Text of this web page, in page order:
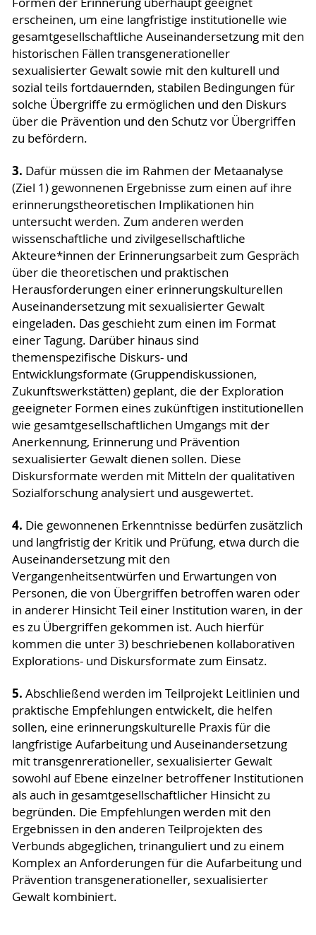
erscheinen, um eine langfristige institutionelle wie
gesamtgesellschaftliche Auseinandersetzung mit den
historischen Fällen transgenerationeller
sexualisierter Gewalt sowie mit den kulturell und
sozial teils fortdauernden, stabilen Bedingungen für
solche Übergriffe zu ermöglichen und den Diskurs
über die Prävention und den Schutz vor Übergriffen
zu befördern.
3. Dafür müssen die im Rahmen der Metaanalyse
(Ziel 1) gewonnenen Ergebnisse zum einen auf ihre
erinnerungstheoretischen Implikationen hin
untersucht werden. Zum anderen werden
wissenschaftliche und zivilgesellschaftliche
Akteure*innen der Erinnerungsarbeit zum Gespräch
über die theoretischen und praktischen
Herausforderungen einer erinnerungskulturellen
Auseinandersetzung mit sexualisierter Gewalt
eingeladen. Das geschieht zum einen im Format
einer Tagung. Darüber hinaus sind
themenspezifische Diskurs- und
Entwicklungsformate (Gruppendiskussionen,
Zukunftswerkstätten) geplant, die der Exploration
geeigneter Formen eines zukünftigen institutionellen
wie gesamtgesellschaftlichen Umgangs mit der
Anerkennung, Erinnerung und Prävention
sexualisierter Gewalt dienen sollen. Diese
Diskursformate werden mit Mitteln der qualitativen
Sozialforschung analysiert und ausgewertet.
4. Die gewonnenen Erkenntnisse bedürfen zusätzlich
und langfristig der Kritik und Prüfung, etwa durch die
Auseinandersetzung mit den
Vergangenheitsentwürfen und Erwartungen von
Personen, die von Übergriffen betroffen waren oder
in anderer Hinsicht Teil einer Institution waren, in der
es zu Übergriffen gekommen ist. Auch hierfür
kommen die unter 3) beschriebenen kollaborativen
Explorations- und Diskursformate zum Einsatz.
5. Abschließend werden im Teilprojekt Leitlinien und
praktische Empfehlungen entwickelt, die helfen
sollen, eine erinnerungskulturelle Praxis für die
langfristige Aufarbeitung und Auseinandersetzung
mit transgenrerationeller, sexualisierter Gewalt
sowohl auf Ebene einzelner betroffener Institutionen
als auch in gesamtgesellschaftlicher Hinsicht zu
begründen. Die Empfehlungen werden mit den
Ergebnissen in den anderen Teilprojekten des
Verbunds abgeglichen, trinanguliert und zu einem
Komplex an Anforderungen für die Aufarbeitung und
Prävention transgenerationeller, sexualisierter
Gewalt kombiniert.